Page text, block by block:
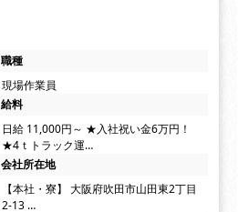
職種
現場作業員
給料
日給 11,000円～ ★入社祝い金6万円！
★4ｔトラック運…
会社所在地
【本社・寮】 大阪府吹田市山田東2丁目
2-13 …